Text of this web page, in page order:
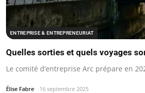
ENTREPRISE & ENTREPRENEURIAT
Quelles sorties et quels voyages
Le comité d’entreprise Arc prépare en
Élise Fabre 16 septembre 2025